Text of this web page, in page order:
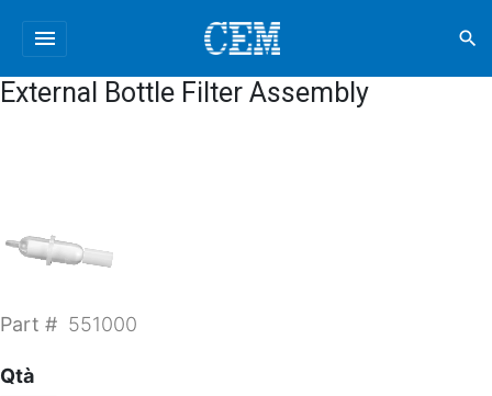
menu search
External Bottle Filter Assembly
Part # 551000
Qtà